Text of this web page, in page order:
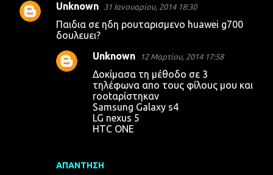
Unknown 31 Ιανουαρίου, 2014 18:30
Παιδια σε ηδη ρουταρισμενο huawei g700
δουλευει?
ΑΠΆΝΤΗΣΗ
Unknown 12 Μαρτίου, 2014 17:58
Δοκίμασα τη μέθοδο σε 3
τηλέφωνα απο τους φίλους μου και
rootαρίστηκαν
Samsung Galaxy s4
LG nexus 5
HTC ONE